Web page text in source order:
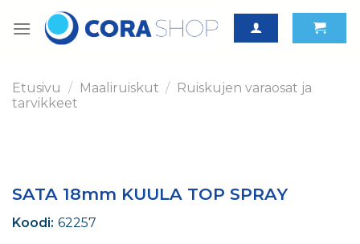
Etusivu / Maaliruiskut / Ruiskujen varaosat ja
tarvikkeet
SATA 18mm KUULA TOP SPRAY
Koodi: 62257